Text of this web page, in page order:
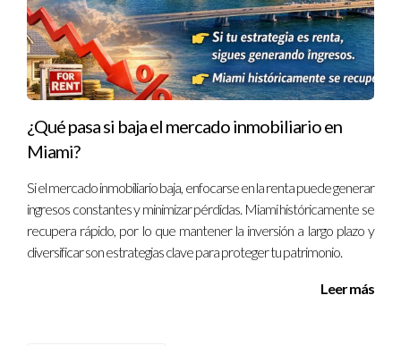
¿Qué pasa si baja el mercado inmobiliario en
Miami?
Si el mercado inmobiliario baja, enfocarse en la renta puede generar
ingresos constantes y minimizar pérdidas. Miami históricamente se
recupera rápido, por lo que mantener la inversión a largo plazo y
diversificar son estrategias clave para proteger tu patrimonio.
Leer más